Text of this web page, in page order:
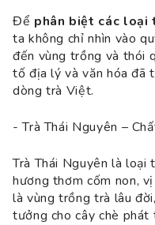
Để phân biệt các loại
ta không chỉ nhìn vào
đến vùng trồng và thói
tố địa lý và văn hóa đã
dòng trà Việt.
- Trà Thái Nguyên –
Trà Thái Nguyên là
hương thơm cốm non,
là vùng trồng trà lâu
tưởng cho cây chè phát